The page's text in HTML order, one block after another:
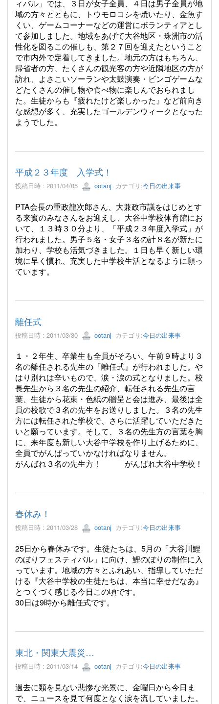
ィバル」では、３日が女子全員、４日は男子全員が地
域の方々とともに、トウモロコシを焼いたり、金魚す
くい、ゲームコーナーなどの運営にボランティアとし
て参加しました。地域をあげて大谷地区・珠洲市の活
性化を図るこの催しも、第２７回を迎えたということ
で市内外で定着してきました。地元の方はもちろん、
帰省者の方、たくさんの観光客の方や近隣地区の方が
訪れ、よさこいソーランや太鼓演奏・ビンゴゲームな
どたくさんの催し物や食べ物に楽しんでおられまし
た。生徒からも『疲れたけど楽しかった』など前向き
な感想が多く、充実したゴールデンウィークとなった
ようでした。
平成２３年度 入学式！
投稿日時 : 2011/04/05 ootanj カテゴリ:今日の出来事
PTA会長の重政龍次郎さん、大兼政市議をはじめとす
る来賓のみなさんをお迎えし、大谷中学校体育館にお
いて、１３時３０分より、「平成２３年度入学式」が
行われました。男子５名・女子３名の計８名が新たに
加わり、学校も活気づきました。１日も早く新しい環
境に早く慣れ、充実した中学校生活となるように願っ
ています。
離任式
投稿日時 : 2011/03/30 ootanj カテゴリ:今日の出来事
１・２年生、卒業生も全員がそろい、午前９時より３
名の離任される先生の『離任式』が行われました。や
はり別れは辛いもので、涙・涙の式となりました。 校
長先生から３名の先生の紹介、転任される先生の言
葉、生徒から花束・色紙の贈呈と会は進み、最後は全
員の校歌で３名の先生をお送りしました。
３名の先生
方には転任された学校で、さらに活躍していただきた
いと願っています。そして、３名の先生方の言葉を胸
に、来年度も新しい大谷中学校を作り上げるために、
全員でがんばっていかなければなりません。
がんばれ３名の先生方！ がんばれ大谷中学校！
春休み！
投稿日時 : 2011/03/28 ootanj カテゴリ:今日の出来事
25日から春休みです。生徒たちは、5月の「大谷川鯉
のぼりフェスティバル」に向け、鯉のぼりの制作に入
っています。地域の方々とふれあい、指導していただ
ける『大谷中学校の生徒たちは、本当に幸せだなあ』
とつくづく感じる今日この頃です。
30日は9時から離任式です。
東北・関東大震災…
投稿日時 : 2011/03/14 ootanj カテゴリ:今日の出来事
過去に類を見ない悲惨な光景に、金曜日から今日ま
で、ニュースを見て何度となく涙を流していました。